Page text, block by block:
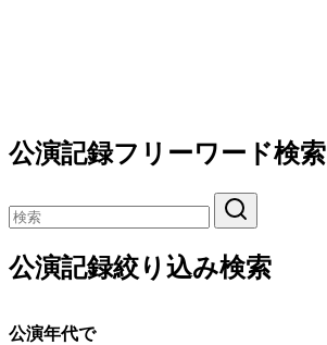
公演記録フリーワード検索
公演記録絞り込み検索
公演年代で